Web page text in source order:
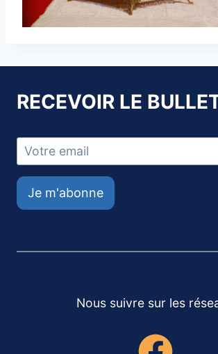
RECEVOIR LE
Je m'abonne
Nous suivre sur les